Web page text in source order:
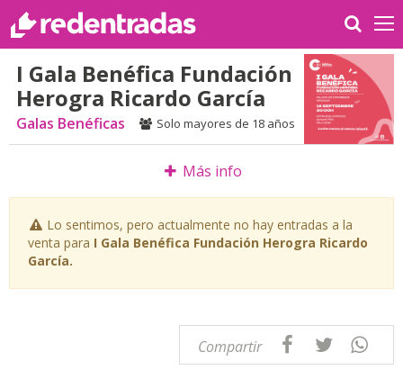
I Gala Benéfica Fundación
Herogra Ricardo García
Galas Benéficas Solo mayores de 18 años
Más info
Lo sentimos, pero actualmente no hay entradas a la
venta para I Gala Benéfica Fundación Herogra Ricardo
García.
Compartir